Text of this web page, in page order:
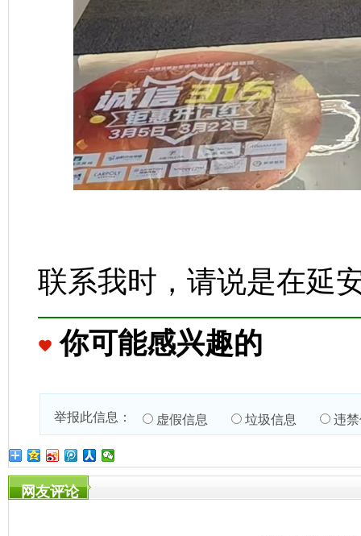
联系我时，请说是在延
你可能感兴趣的
举报此信息： 虚假信息 垃圾信息 违
网友评论